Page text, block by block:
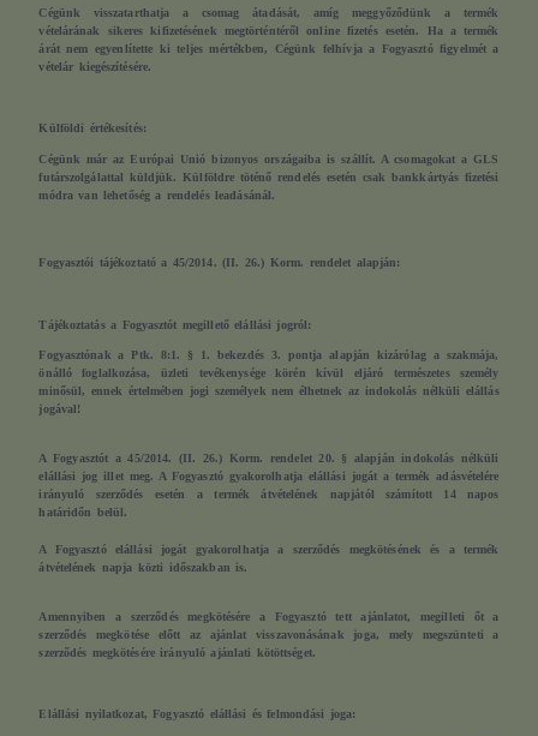
Cégünk visszatarthatja a csomag átadását, amíg meggyőződünk a termék
vételárának sikeres kifizetésének megtörténtéről online fizetés esetén. Ha a termék
árát nem egyenlítette ki teljes mértékben, Cégünk felhívja a Fogyasztó figyelmét a
vételár kiegészítésére.
Külföldi értékesítés:
Cégünk már az Európai Unió bizonyos országaiba is szállít. A csomagokat a GLS
futárszolgálattal küldjük. Külföldre töténő rendelés esetén csak bankkártyás fizetési
módra van lehetőség a rendelés leadásánál.
Fogyasztói tájékoztató a 45/2014. (II. 26.) Korm. rendelet alapján:
Tájékoztatás a Fogyasztót megillető elállási jogról:
Fogyasztónak a Ptk. 8:1. § 1. bekezdés 3. pontja alapján kizárólag a szakmája,
önálló foglalkozása, üzleti tevékenysége körén kívül eljáró természetes személy
minősül, ennek értelmében jogi személyek nem élhetnek az indokolás nélküli elállás
jogával!
A Fogyasztót a 45/2014. (II. 26.) Korm. rendelet 20. § alapján indokolás nélküli
elállási jog illet meg. A Fogyasztó gyakorolhatja elállási jogát a termék adásvételére
irányuló szerződés esetén a termék átvételének napjától számított 14 napos
határidőn belül.
A Fogyasztó elállási jogát gyakorolhatja a szerződés megkötésének és a termék
átvételének napja közti időszakban is.
Amennyiben a szerződés megkötésére a Fogyasztó tett ajánlatot, megilleti őt a
szerződés megkötése előtt az ajánlat visszavonásának joga, mely megszünteti a
szerződés megkötésére irányuló ajánlati kötöttséget.
Elállási nyilatkozat, Fogyasztó elállási és felmondási joga: